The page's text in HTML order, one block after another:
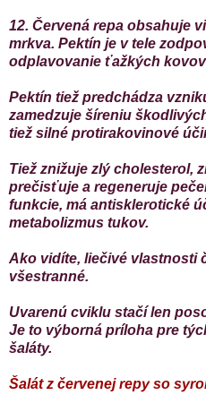
12. Červená repa obsahuje
mrkva. Pektín je v tele
odplavovanie ťažkých
Pektín tiež predchádza
zamedzuje šíreniu
tiež silné protirakovinové
Tiež znižuje zlý cholesterol,
prečisťuje a regeneruje
funkcie, má antisklerotické
metabolizmus tukov.
Ako vidíte, liečivé vlastnosti
všestranné.
Uvarenú cviklu stačí len
Je to výborná príloha pre
šaláty.
Šalát z červenej repy so